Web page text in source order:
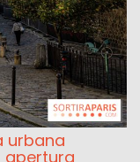
urbana
apertura